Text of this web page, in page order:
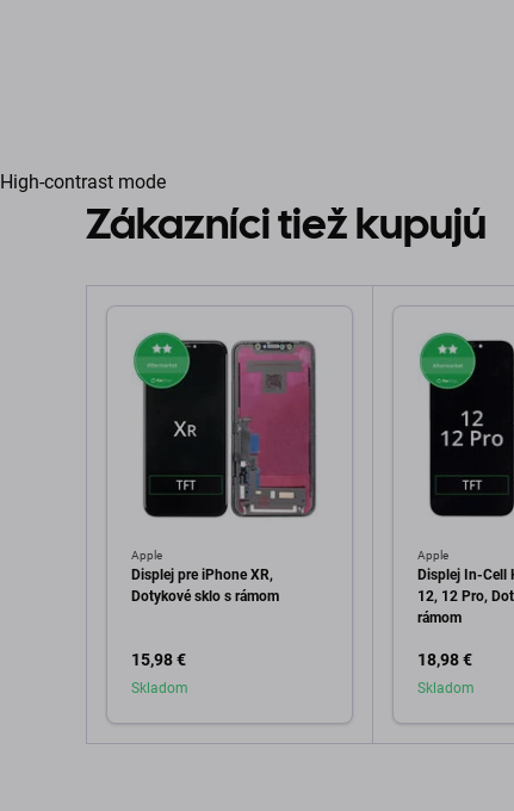
High-contrast mode
Zákazníci tiež kupujú
Apple
Displej pre iPhone XR,
Dotykové sklo s rámom
15,98 €
Skladom
Apple
Displej In-Cell
12, 12 Pro,
rámom
18,98 €
Skladom